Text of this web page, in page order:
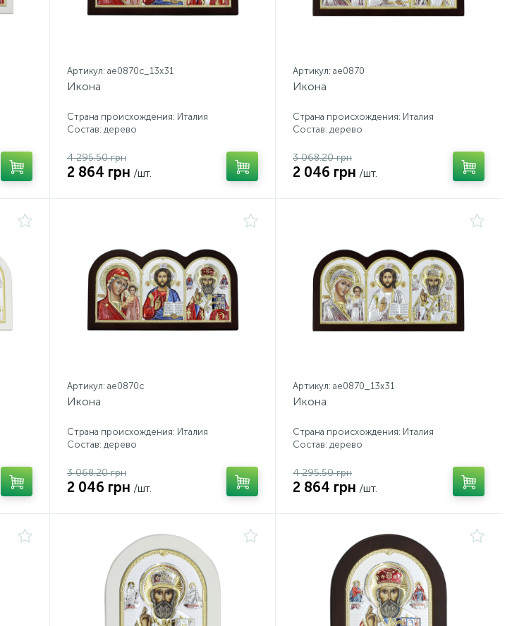
Артикул: ae0870c_13х31
Икона
Страна происхождения: Италия
Состав: дерево
4 295.50 грн
2 864 грн /шт.
Артикул: ae0870
Икона
Страна происхождения: Италия
Состав: дерево
3 068.20 грн
2 046 грн /шт.
Артикул: ae0870c
Икона
Страна происхождения: Италия
Состав: дерево
3 068.20 грн
2 046 грн /шт.
Артикул: ae0870_13х31
Икона
Страна происхождения: Италия
Состав: дерево
4 295.50 грн
2 864 грн /шт.